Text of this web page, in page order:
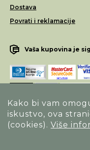
Kako bi vam
iskustvo, ova
(cookies). Više
Dostava
Povrati i reklamacije
Vaša kupovina je
Opći uvjeti poslovanja